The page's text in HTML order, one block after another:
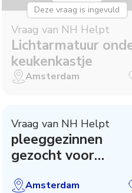
Deze vraag is ingevuld
Vraag van NH Helpt
Lichtarmatuur
keukenkastje
Amsterdam
Vraag van NH Helpt
pleeggezinnen
gezocht voor
Amsterdam